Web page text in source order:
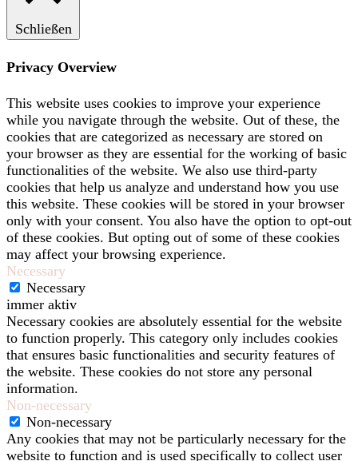
Schließen
Privacy Overview
This website uses cookies to improve your experience
while you navigate through the website. Out of these, the
cookies that are categorized as necessary are stored on
your browser as they are essential for the working of basic
functionalities of the website. We also use third-party
cookies that help us analyze and understand how you use
this website. These cookies will be stored in your browser
only with your consent. You also have the option to opt-out
of these cookies. But opting out of some of these cookies
may affect your browsing experience.
Necessary
Necessary
immer aktiv
Necessary cookies are absolutely essential for the website
to function properly. This category only includes cookies
that ensures basic functionalities and security features of
the website. These cookies do not store any personal
information.
Non-necessary
Non-necessary
Any cookies that may not be particularly necessary for the
website to function and is used specifically to collect user